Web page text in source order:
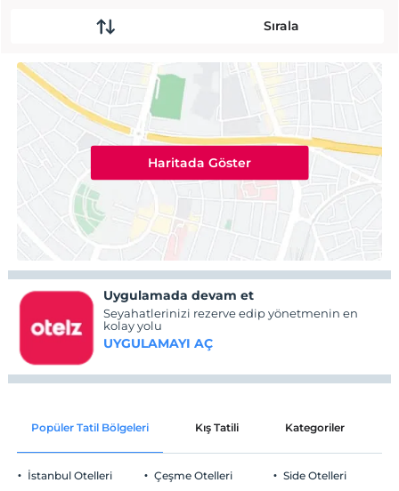
Sırala
Haritada Göster
Uygulamada devam et
Seyahatlerinizi rezerve edip yönetmenin en
kolay yolu
UYGULAMAYI AÇ
Popüler Tatil Bölgeleri Kış Tatili Kategoriler
İstanbul Otelleri Çeşme Otelleri Side Otelleri